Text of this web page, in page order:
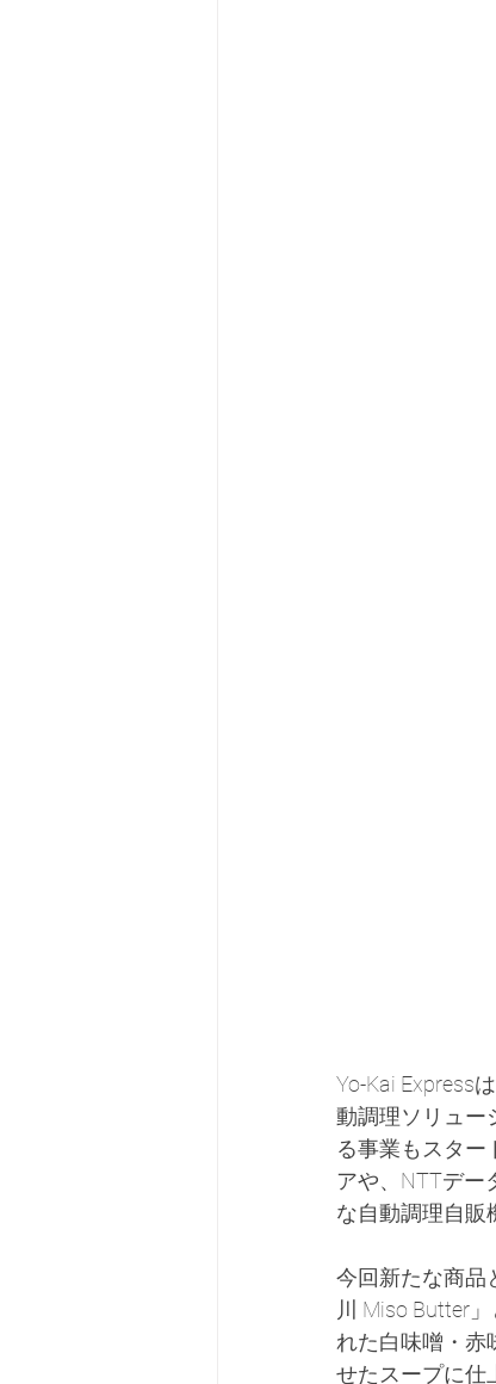
Yo-Kai Express
動調理ソリュー
る事業もスター
アや、NTTデー
な自動調理自販
今回新たな商品
川 Miso Butter
れた白味噌・赤
せたスープに仕